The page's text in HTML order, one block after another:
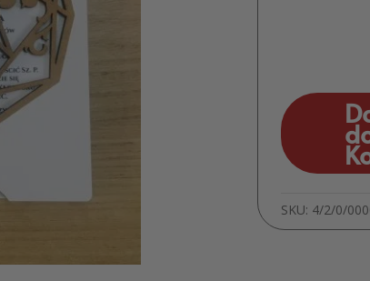
SKU: 4/2/0/